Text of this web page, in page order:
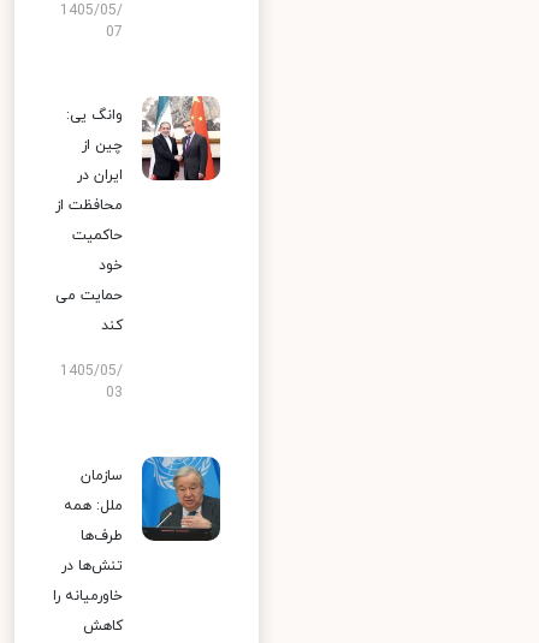
1405/05/
07
وانگ یی:
چین از
ایران در
محافظت از
حاکمیت
خود
حمایت می
کند
1405/05/
03
سازمان
ملل: همه
طرف‌ها
تنش‌ها در
خاورمیانه را
کاهش